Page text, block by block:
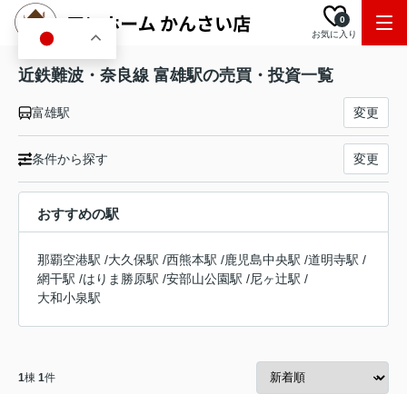
お気に入り
0
近鉄難波・奈良線 富雄駅の売買・投資一覧
富雄駅 変更
条件から探す 変更
おすすめの駅
那覇空港駅 /大久保駅 /西熊本駅 /鹿児島中央駅 /道明寺駅 /
網干駅 /はりま勝原駅 /安部山公園駅 /尼ヶ辻駅 /
大和小泉駅
1棟 1件